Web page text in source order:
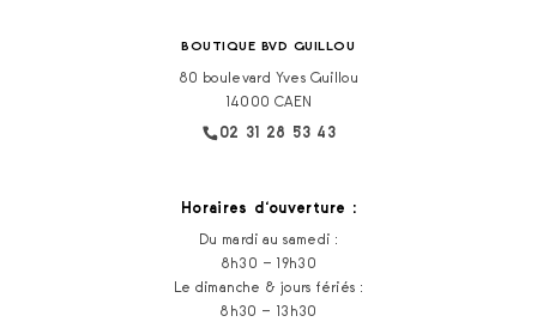
BOUTIQUE BVD GUILLOU
80 boulevard Yves Guillou
14000 CAEN
02 31 28 53 43
Horaires d‘ouverture :
Du mardi au samedi :
8h30 – 19h30
Le dimanche & jours fériés :
8h30 – 13h30